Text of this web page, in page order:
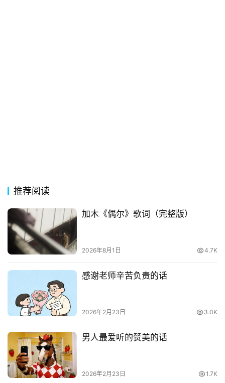
推荐阅读
加木《偶尔》歌词（完整版）
2026年8月1日 4.7K
感谢老师辛苦负责的话
2026年2月23日 3.0K
男人最爱听的赞美的话
2026年2月23日 1.7K